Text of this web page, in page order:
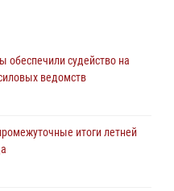
250 санитарных вылетов в
граждан на южном
обеспечили судейство на
ведомств
итоги летней